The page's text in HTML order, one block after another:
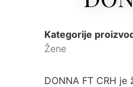
Kategorije
Žene
DONNA FT CRH